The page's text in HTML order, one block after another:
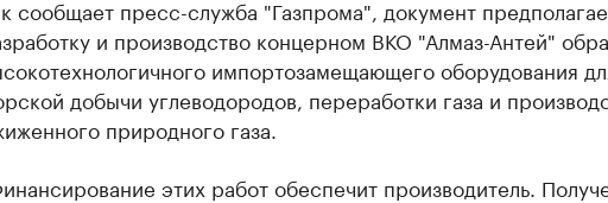
сообщает пресс-служба "Газпрома", документ
и производство концерном ВКО "Алмаз-Антей"
импортозамещающего оборудования
добычи углеводородов, переработки газа и
природного газа.
этих работ обеспечит производитель.